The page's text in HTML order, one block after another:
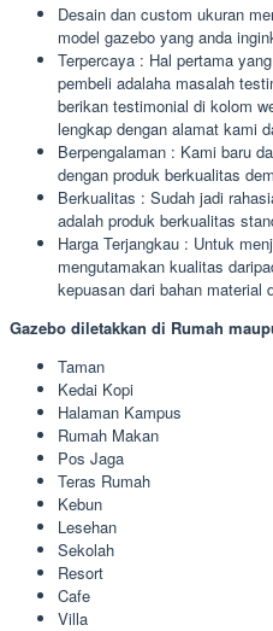
Desain dan custom ukuran
model gazebo yang anda
Terpercaya : Hal pertama
pembeli adalaha masalah
berikan testimonial di kolom
lengkap dengan alamat kami
Berpengalaman : Kami baru
dengan produk berkualitas
Berkualitas : Sudah jadi
adalah produk berkualitas
Harga Terjangkau : Untuk
mengutamakan kualitas
kepuasan dari bahan material
Gazebo diletakkan di Rumah
Taman
Kedai Kopi
Halaman Kampus
Rumah Makan
Pos Jaga
Teras Rumah
Kebun
Lesehan
Sekolah
Resort
Cafe
Villa